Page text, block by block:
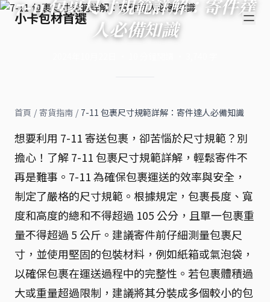
小卡包材首選
7-11 包裹尺寸規範詳解：寄件達
人必備知識
首頁 / 寄貨指南 / 7-11 包裹尺寸規範詳解：寄件達人必備知識
想要利用 7-11 寄送包裹，卻苦惱於尺寸規範？別
擔心！了解 7-11 包裹尺寸規範詳解，輕鬆寄件不
再是難事。7-11 為確保包裹運送的效率與安全，
制定了嚴格的尺寸規範。根據規定，包裹長度、寬
度和高度的總和不得超過 105 公分，且單一包裹重
量不得超過 5 公斤。建議寄件前仔細測量包裹尺
寸，並使用堅固的包裝材料，例如紙箱或氣泡袋，
以確保包裹在運送過程中的完整性。若包裹體積過
大或重量超過限制，建議將其分裝成多個較小的包